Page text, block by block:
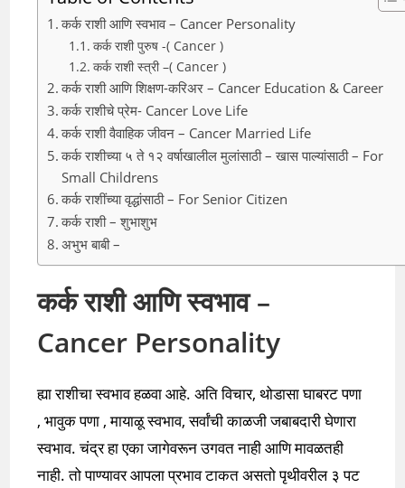
कर्क राशी आणि स्वभाव – Cancer Personality
कर्क राशी पुरुष -( Cancer )
कर्क राशी स्त्री –( Cancer )
कर्क राशी आणि शिक्षण-करिअर – Cancer Education & Career
कर्क राशीचे प्रेम- Cancer Love Life
कर्क राशी वैवाहिक जीवन – Cancer Married Life
कर्क राशीच्या ५ ते १२ वर्षाखालील मुलांसाठी – खास पाल्यांसाठी – For
Small Childrens
कर्क राशींच्या वृद्धांसाठी – For Senior Citizen
कर्क राशी – शुभाशुभ
अभुभ बाबी –
कर्क राशी आणि स्वभाव –
Cancer Personality
ह्या राशीचा स्वभाव हळवा आहे. अति विचार, थोडासा घाबरट पणा
, भावुक पणा , मायाळू स्वभाव, सर्वांची काळजी जबाबदारी घेणारा
स्वभाव. चंद्र हा एका जागेवरून उगवत नाही आणि मावळतही
नाही. तो पाण्यावर आपला प्रभाव टाकत असतो पृथीवरील ३ पट